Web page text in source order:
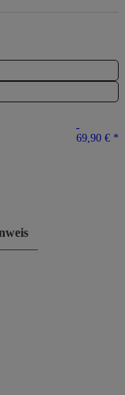
69,90 € *